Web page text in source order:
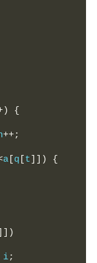
{
++;
a q t ]])
{
]])
i;